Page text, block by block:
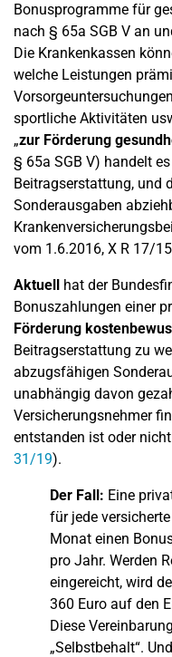
Bonusprogramme für
nach § 65a SGB V an
Die Krankenkassen
welche Leistungen
sportliche Aktivitäten
„zur Förderung
§ 65a SGB V) handelt
Beitragserstattung, und
Sonderausgaben
vom 1.6.2016, X R 17/
Aktuell hat der
Bonuszahlungen einer
Förderung
Beitragserstattung zu
abzugsfähigen
unabhängig davon
Versicherungsnehmer
entstanden ist oder
31/19).
Der Fall: Eine
für jede
Monat einen
pro Jahr. Werden
eingereicht, wird
360 Euro auf den
Diese
„Selbstbehalt“.